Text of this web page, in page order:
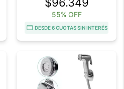
$96.349
55% OFF
DESDE 6 CUOTAS SIN INTERÉS